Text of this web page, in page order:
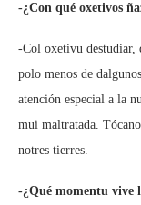
-¿Con qué oxetivos
-Col oxetivu
polo menos de
atención especial a la
mui maltratada.
notres tierres.
-¿Qué momentu vive